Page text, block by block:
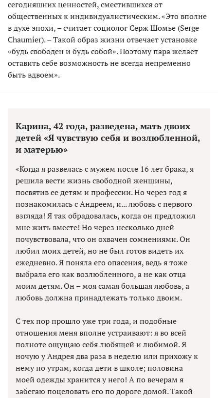
сегодняшних ценностей, сместившихся от
общественных к индивидуалистическим. «Это вполне
в духе эпохи, – считает социолог Серж Шомье (Serge
Chaumier). – Такой образ жизни отвечает установке
«будь свободен и будь собой». Поэтому пара желает
оставить себе возможность не всегда непременно
быть вдвоем».
Карина, 42 года, разведена, мать двоих
детей «Я чувствую себя и возлюбленной,
и матерью»
«Когда я развелась с мужем после 16 лет брака, я
решила вести жизнь свободной женщины,
посвятив ее детям и профессии. Но через год я
познакомилась с Андреем, и... любовь с первого
взгляда! Я так обрадовалась, когда он предложил
мне жить вместе! Но через несколько дней
почувствовала, что он охвачен сомнениями. Он
любил моих детей, но не был готов видеть их
ежедневно. Я поняла его опасения, ведь я тоже
выбрала его как возлюбленного, а не как отца
моим детям. Он – моя самая большая любовь, а
любовь должна принадлежать только двоим.
С тех пор прошло уже три года, и подобные
отношения меня вполне устраивают: я во всей
полноте ощущаю себя любящей и любимой. Я
ночую у Андрея два раза в неделю или прихожу к
нему по утрам, когда дети в школе; половина
моей одежды хранится у него! А по вечерам я
забегаю поцеловать его по дороге домой. Такой